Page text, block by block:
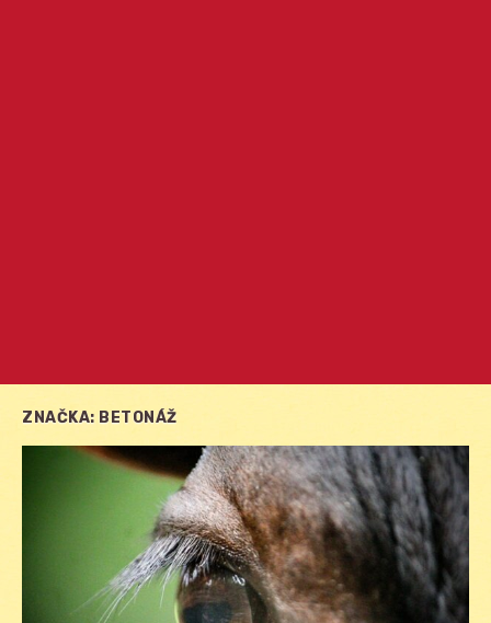
ZNAČKA: BETONÁŽ